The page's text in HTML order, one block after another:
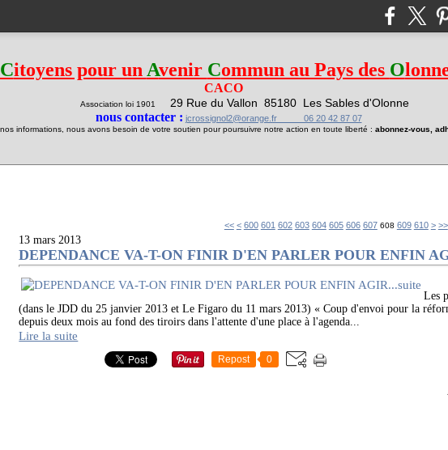
Citoyens pour un Avenir Commun au Pays des O
CACO
Association loi 1901 29 Rue du Vallon 85180 Les Sables d'Olonne
nous contacter : jcrossignol2@orange.fr 06 20 42 87 07
informations, nous avons besoin de votre soutien pour poursuivre notre action en toute liberté : abonnez-vous,
<< < 600 601 602 603 604 605 606 607 608 609 610 620
630
640
650
660
670
680
690
700
> >>
13 mars 2013
DEPENDANCE VA-T-ON FINIR D'EN PARLER POUR ENFIN
Les
(dans le JDD du 25 janvier 2013 et Le Figaro du 11 mars 2013) « Coup d'envoi pour la
depuis deux mois au fond des tiroirs dans l'attente d'une place à l'agenda...
Lire la suite
Repost 0